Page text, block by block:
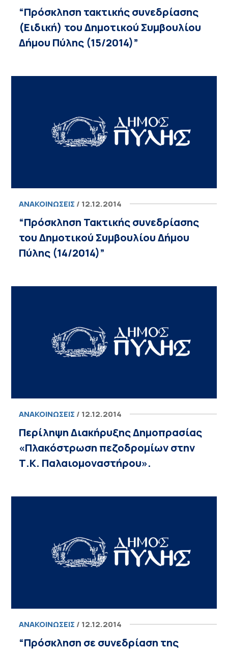
“Πρόσκληση τακτικής συνεδρίασης
(Ειδική) του Δημοτικού Συμβουλίου
Δήμου Πύλης (15/2014)”
ΑΝΑΚΟΙΝΏΣΕΙΣ / 12.12.2014
“Πρόσκληση Τακτικής συνεδρίασης
του Δημοτικού Συμβουλίου Δήμου
Πύλης (14/2014)”
ΑΝΑΚΟΙΝΏΣΕΙΣ / 12.12.2014
Περίληψη Διακήρυξης Δημοπρασίας
«Πλακόστρωση πεζοδρομίων στην
Τ.Κ. Παλαιομοναστήρου».
ΑΝΑΚΟΙΝΏΣΕΙΣ / 12.12.2014
“Πρόσκληση σε συνεδρίαση της